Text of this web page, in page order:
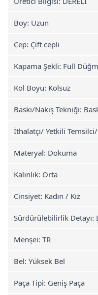
Boy: Uzun
Cep: Çift cepli
Kapama Şekli: Full
Kol Boyu: Kolsuz
Baskı/Nakış Tekniği:
İthalatçı/ Yetkili Temsilci/
Materyal: Dokuma
Kalınlık: Orta
Cinsiyet: Kadın / Kız
Sürdürülebilirlik Detayı:
Menşei: TR
Bel: Yüksek Bel
Paça Tipi: Geniş Paça